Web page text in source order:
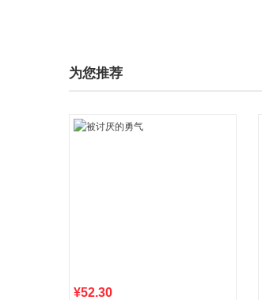
为您推荐
¥52.30